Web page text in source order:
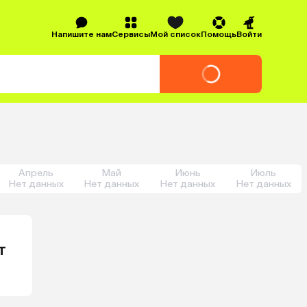
Напишите намСервисыМой списокПомощьВойти
Апрель
Нет данных
Май
Нет данных
Июнь
Нет данных
Июль
Нет данных